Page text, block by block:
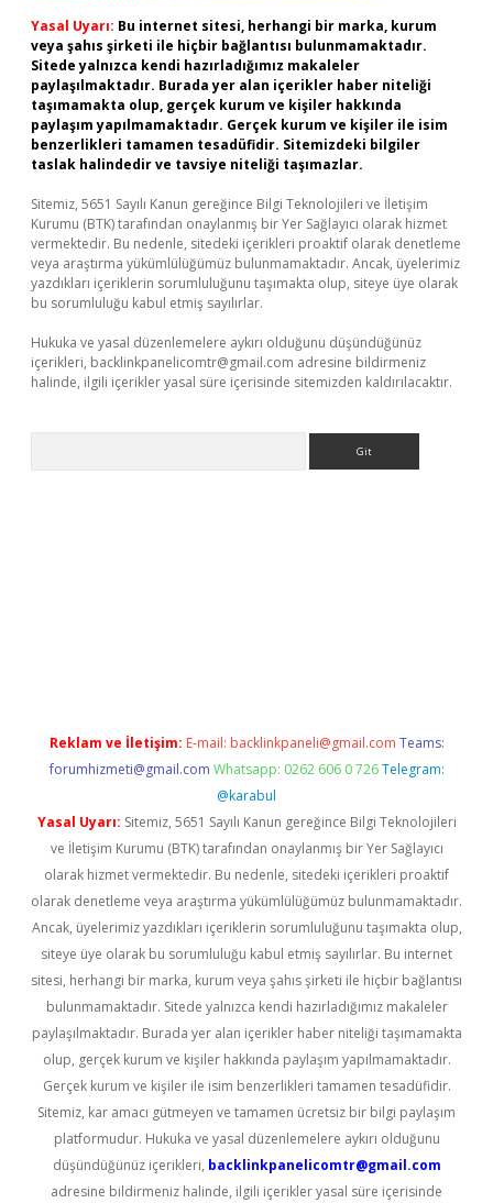
Yasal Uyarı: Bu internet sitesi, herhangi bir marka, kurum
veya şahıs şirketi ile hiçbir bağlantısı bulunmamaktadır.
Sitede yalnızca kendi hazırladığımız makaleler
paylaşılmaktadır. Burada yer alan içerikler haber niteliği
taşımamakta olup, gerçek kurum ve kişiler hakkında
paylaşım yapılmamaktadır. Gerçek kurum ve kişiler ile isim
benzerlikleri tamamen tesadüfidir. Sitemizdeki bilgiler
taslak halindedir ve tavsiye niteliği taşımazlar.
Sitemiz, 5651 Sayılı Kanun gereğince Bilgi Teknolojileri ve İletişim
Kurumu (BTK) tarafından onaylanmış bir Yer Sağlayıcı olarak hizmet
vermektedir. Bu nedenle, sitedeki içerikleri proaktif olarak denetleme
veya araştırma yükümlülüğümüz bulunmamaktadır. Ancak, üyelerimiz
yazdıkları içeriklerin sorumluluğunu taşımakta olup, siteye üye olarak
bu sorumluluğu kabul etmiş sayılırlar.
Hukuka ve yasal düzenlemelere aykırı olduğunu düşündüğünüz
içerikleri, backlinkpanelicomtr@gmail.com adresine bildirmeniz
halinde, ilgili içerikler yasal süre içerisinde sitemizden kaldırılacaktır.
Reklam ve İletişim: E-mail: backlinkpaneli@gmail.com Teams:
forumhizmeti@gmail.com Whatsapp: 0262 606 0 726 Telegram:
@karabul
Yasal Uyarı: Sitemiz, 5651 Sayılı Kanun gereğince Bilgi Teknolojileri
ve İletişim Kurumu (BTK) tarafından onaylanmış bir Yer Sağlayıcı
olarak hizmet vermektedir. Bu nedenle, sitedeki içerikleri proaktif
olarak denetleme veya araştırma yükümlülüğümüz bulunmamaktadır.
Ancak, üyelerimiz yazdıkları içeriklerin sorumluluğunu taşımakta olup,
siteye üye olarak bu sorumluluğu kabul etmiş sayılırlar. Bu internet
sitesi, herhangi bir marka, kurum veya şahıs şirketi ile hiçbir bağlantısı
bulunmamaktadır. Sitede yalnızca kendi hazırladığımız makaleler
paylaşılmaktadır. Burada yer alan içerikler haber niteliği taşımamakta
olup, gerçek kurum ve kişiler hakkında paylaşım yapılmamaktadır.
Gerçek kurum ve kişiler ile isim benzerlikleri tamamen tesadüfidir.
Sitemiz, kar amacı gütmeyen ve tamamen ücretsiz bir bilgi paylaşım
platformudur. Hukuka ve yasal düzenlemelere aykırı olduğunu
düşündüğünüz içerikleri, backlinkpanelicomtr@gmail.com
adresine bildirmeniz halinde, ilgili içerikler yasal süre içerisinde